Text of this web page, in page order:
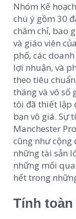
Nhóm Kế
chú ý gồm 30
chăm chỉ, bao
và giáo viên
phố, các
lợi nhuận, và
theo tiêu
tháng và vô số
tôi đã thiết lập
bạn vô giá. Sự
Manchester
cũng như cộng
những tài sản
những mối
hết trong
Tính toàn